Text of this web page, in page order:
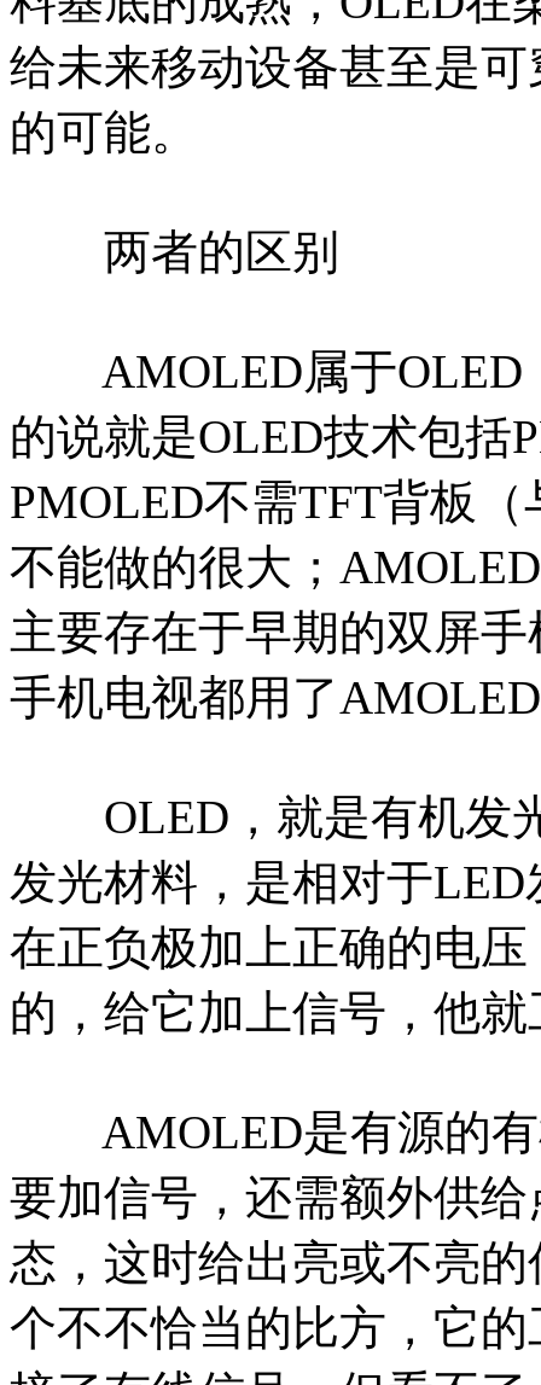
给未来移动设备甚至是
的可能。
两者的区别
AMOLED属于OLED
的说就是OLED技术包括
PMOLED不需TFT背板
不能做的很大；
主要存在于早期的双屏
手机电视都用了
OLED，就是有机发
发光材料，是相对于
在正负极加上正确的电
的，给它加上信号，他
AMOLED是有源的有
要加信号，还需额外供
态，这时给出亮或不亮
个不不恰当的比方，它